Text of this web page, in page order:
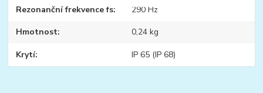
Rezonanční frekvence fs 290 Hz
Hmotnost 0,24 kg
Krytí IP 65 (IP 68)